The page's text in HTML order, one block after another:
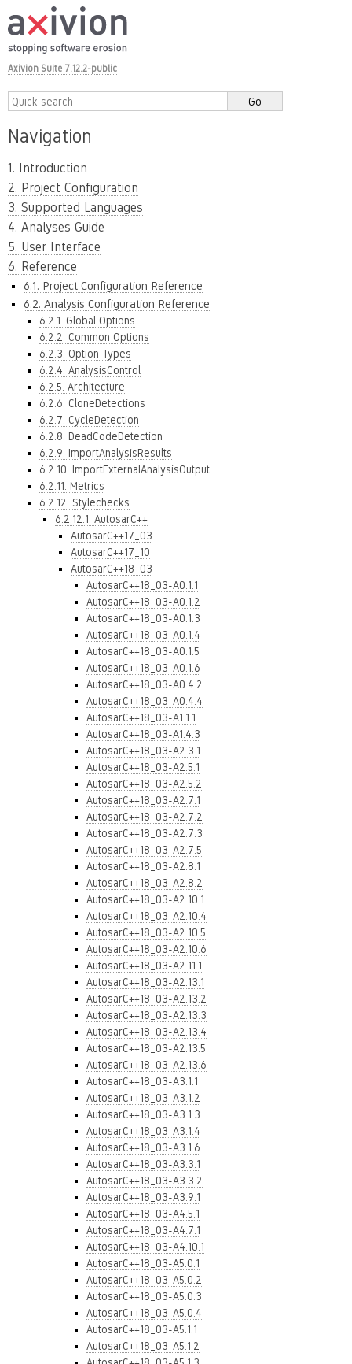
Axivion Suite 7.12.2-public
Navigation
1. Introduction
2. Project Configuration
3. Supported Languages
4. Analyses Guide
5. User Interface
6. Reference
6.1. Project Configuration Reference
6.2. Analysis Configuration Reference
6.2.1. Global Options
6.2.2. Common Options
6.2.3. Option Types
6.2.4. AnalysisControl
6.2.5. Architecture
6.2.6. CloneDetections
6.2.7. CycleDetection
6.2.8. DeadCodeDetection
6.2.9. ImportAnalysisResults
6.2.10. ImportExternalAnalysisOutput
6.2.11. Metrics
6.2.12. Stylechecks
6.2.12.1. AutosarC++
AutosarC++17_03
AutosarC++17_10
AutosarC++18_03
AutosarC++18_03-A0.1.1
AutosarC++18_03-A0.1.2
AutosarC++18_03-A0.1.3
AutosarC++18_03-A0.1.4
AutosarC++18_03-A0.1.5
AutosarC++18_03-A0.1.6
AutosarC++18_03-A0.4.2
AutosarC++18_03-A0.4.4
AutosarC++18_03-A1.1.1
AutosarC++18_03-A1.4.3
AutosarC++18_03-A2.3.1
AutosarC++18_03-A2.5.1
AutosarC++18_03-A2.5.2
AutosarC++18_03-A2.7.1
AutosarC++18_03-A2.7.2
AutosarC++18_03-A2.7.3
AutosarC++18_03-A2.7.5
AutosarC++18_03-A2.8.1
AutosarC++18_03-A2.8.2
AutosarC++18_03-A2.10.1
AutosarC++18_03-A2.10.4
AutosarC++18_03-A2.10.5
AutosarC++18_03-A2.10.6
AutosarC++18_03-A2.11.1
AutosarC++18_03-A2.13.1
AutosarC++18_03-A2.13.2
AutosarC++18_03-A2.13.3
AutosarC++18_03-A2.13.4
AutosarC++18_03-A2.13.5
AutosarC++18_03-A2.13.6
AutosarC++18_03-A3.1.1
AutosarC++18_03-A3.1.2
AutosarC++18_03-A3.1.3
AutosarC++18_03-A3.1.4
AutosarC++18_03-A3.1.6
AutosarC++18_03-A3.3.1
AutosarC++18_03-A3.3.2
AutosarC++18_03-A3.9.1
AutosarC++18_03-A4.5.1
AutosarC++18_03-A4.7.1
AutosarC++18_03-A4.10.1
AutosarC++18_03-A5.0.1
AutosarC++18_03-A5.0.2
AutosarC++18_03-A5.0.3
AutosarC++18_03-A5.0.4
AutosarC++18_03-A5.1.1
AutosarC++18_03-A5.1.2